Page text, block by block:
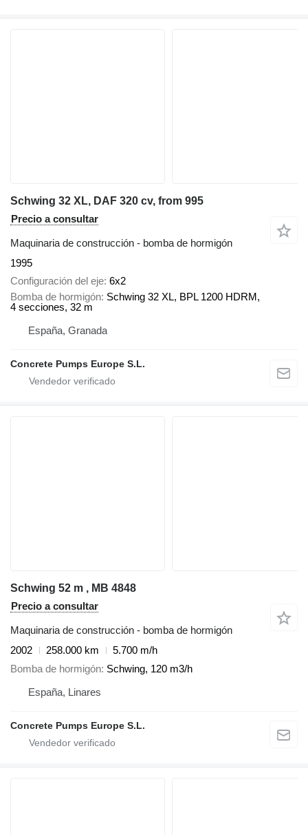
Schwing 32 XL, DAF 320 cv, from 995
Precio a consultar
Maquinaria de construcción - bomba de hormigón
1995
Configuración del eje 6x2
Bomba de hormigón Schwing 32 XL, BPL 1200 HDRM,
4 secciones, 32 m
España, Granada
Concrete Pumps Europe S.L.
Schwing 52 m , MB 4848
Precio a consultar
Maquinaria de construcción - bomba de hormigón
2002
258.000 km
5.700 m/h
Bomba de hormigón Schwing, 120 m3/h
España, Linares
Concrete Pumps Europe S.L.